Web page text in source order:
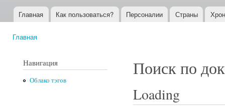
Главное меню
Главная Как пользоваться? Персоналии Страны
Главная
Навигация
Облако тэгов
Поиск по
Loading